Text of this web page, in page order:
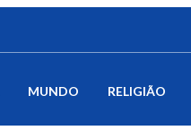
MUNDO RELIGIÃO